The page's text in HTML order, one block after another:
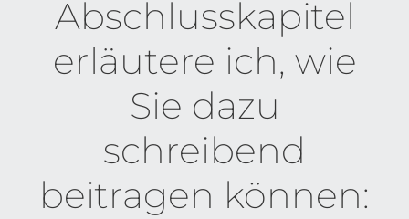
Abschlusskapitel
erläutere ich, wie
Sie dazu
schreibend
beitragen können: